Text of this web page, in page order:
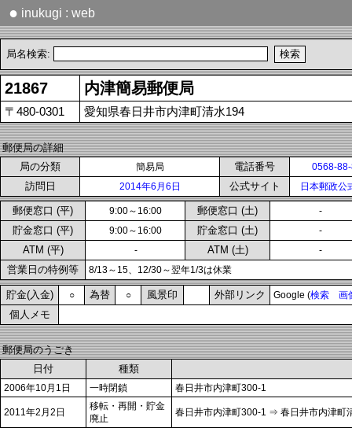
● inukugi : web
局名検索:
21867 内津簡易郵便局
〒480-0301 愛知県春日井市内津町清水194
郵便局の詳細
局の分類
簡易局 電話番号 0568-
訪問日 2014年6月6日 公式サイト 日本郵政公
郵便窓口 (平) 9:00～16:00 郵便窓口 (土) -
貯金窓口 (平) 9:00～16:00 貯金窓口 (土) -
ATM (平) - ATM (土) -
営業日の特例等 8/13～15、12/30～翌年1/3は休業
貯金(入金) ○ 為替 ○ 風景印 外部リンク Google (検索 画
個人メモ
郵便局のうごき
日付
種類
2006年10月1日 一時閉鎖 春日井市内津町300-1
2011年2月2日
移転・再開・貯金
廃止
春日井市内津町300-1 ⇒ 春日井市内津町